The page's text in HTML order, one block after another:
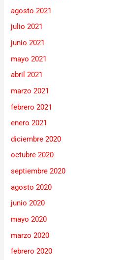
agosto 2021
julio 2021
junio 2021
mayo 2021
abril 2021
marzo 2021
febrero 2021
enero 2021
diciembre 2020
octubre 2020
septiembre 2020
agosto 2020
junio 2020
mayo 2020
marzo 2020
febrero 2020